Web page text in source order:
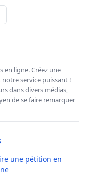
ligne. Créez une
service puissant !
dans divers médias,
de se faire remarquer
une pétition en